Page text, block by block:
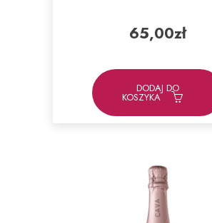
65,00zł
DODAJ DO
KOSZYKA